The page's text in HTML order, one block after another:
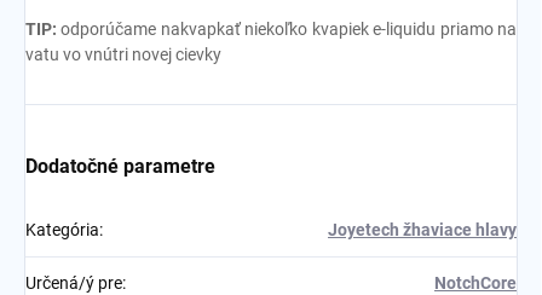
TIP: odporúčame nakvapkať niekoľko kvapiek e-liquidu priamo na
vatu vo vnútri novej cievky
Dodatočné parametre
Kategória: Joyetech žhaviace hlavy
Určená/ý pre: NotchCore